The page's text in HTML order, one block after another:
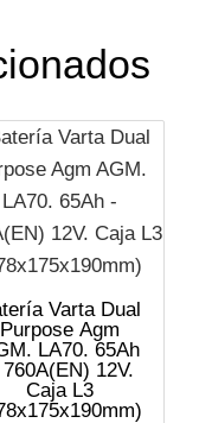
Varta Dual
Purpose Agm
LA70. 65Ah
12V.
Caja L3